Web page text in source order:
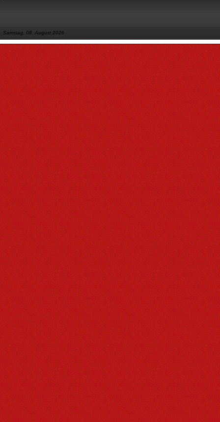
Samstag, 08. August 2026